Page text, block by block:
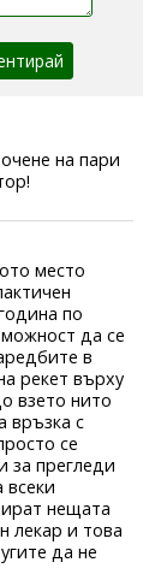
на пари
место
по
да се
в
рекет върху
взето нито
връзка с
се
за прегледи
всеки
нещата
лекар и това
да не